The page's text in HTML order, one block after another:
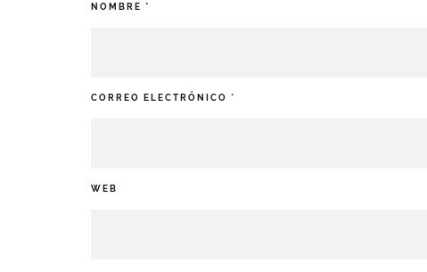
NOMBRE *
CORREO ELECTRÓNICO *
WEB